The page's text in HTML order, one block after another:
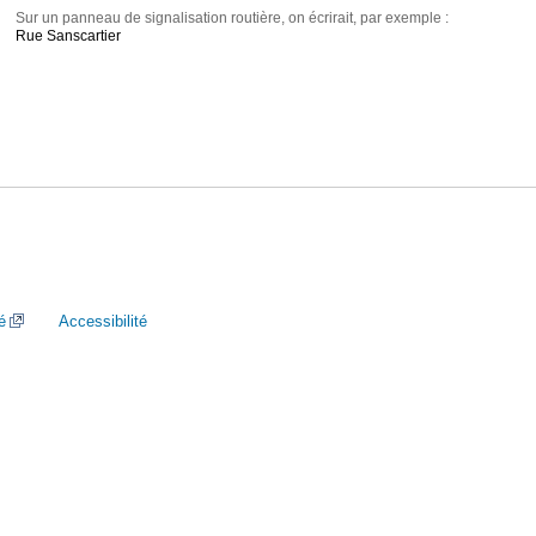
Sur un panneau de signalisation routière, on écrirait, par exemple :
Rue Sanscartier
Accessibilité